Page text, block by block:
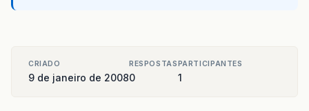
CRIADO
9 de janeiro de 2008
RESPOSTAS
0
PARTICIPANTES
1